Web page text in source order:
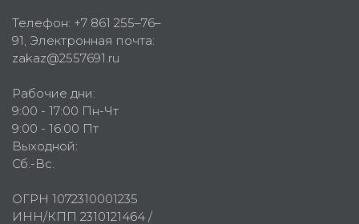
Телефон: +7 861 255–76–
91, Электронная почта:
zakaz@2557691.ru
Рабочие дни:
9:00 - 17:00 Пн-Чт
9:00 - 16:00 Пт
Выходной:
Сб.-Вс.
ОГРН 1072310001235
ИНН/КПП 2310121464 /